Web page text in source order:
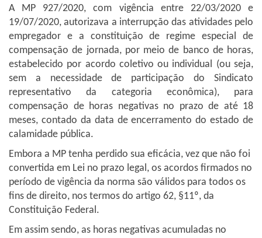
A MP 927/2020, com vigência entre 22/03/2020 e
19/07/2020, autorizava a interrupção das atividades pelo
empregador e a constituição de regime especial de
compensação de jornada, por meio de banco de horas,
estabelecido por acordo coletivo ou individual (ou seja,
sem a necessidade de participação do Sindicato
representativo da categoria econômica), para
compensação de horas negativas no prazo de até 18
meses, contado da data de encerramento do estado de
calamidade pública.
Embora a MP tenha perdido sua eficácia, vez que não foi
convertida em Lei no prazo legal, os acordos firmados no
período de vigência da norma são válidos para todos os
fins de direito, nos termos do artigo 62, §11º, da
Constituição Federal.
Em assim sendo, as horas negativas acumuladas no